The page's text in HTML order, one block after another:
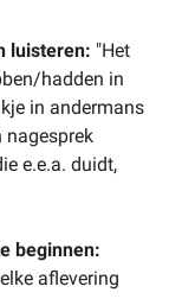
luisteren: "Het
hadden in
in andermans
nagesprek
e.e.a. duidt,
beginnen:
aflevering